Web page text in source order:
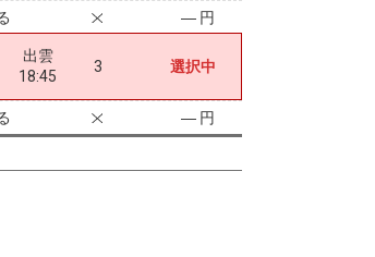
― 円
出雲
18:45
3 選択中
― 円